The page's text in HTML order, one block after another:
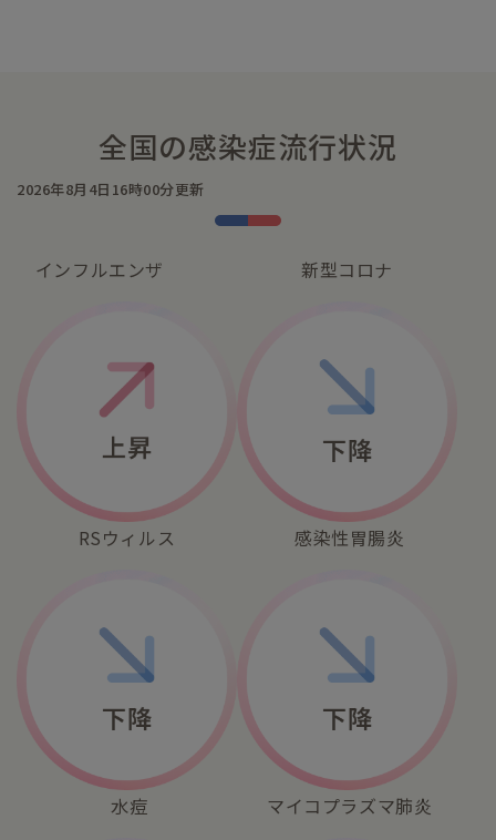
全国の感染症流行状況
2026年8月4日16時00分更新
インフルエンザ 新型コロナ
RSウィルス 感染性胃腸炎
水痘 マイコプラズマ肺炎